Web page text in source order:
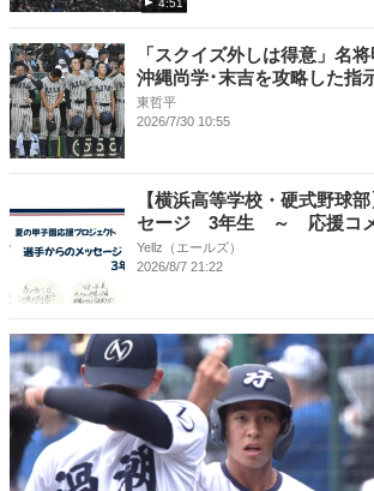
4:51
「スクイズ外しは得意」名
沖縄尚学･末吉を攻略した指
東哲平
2026/7/30 10:55
【横浜高等学校・硬式野球
セージ 3年生 ～ 応援コ
Yellz（エールズ）
2026/8/7 21:22